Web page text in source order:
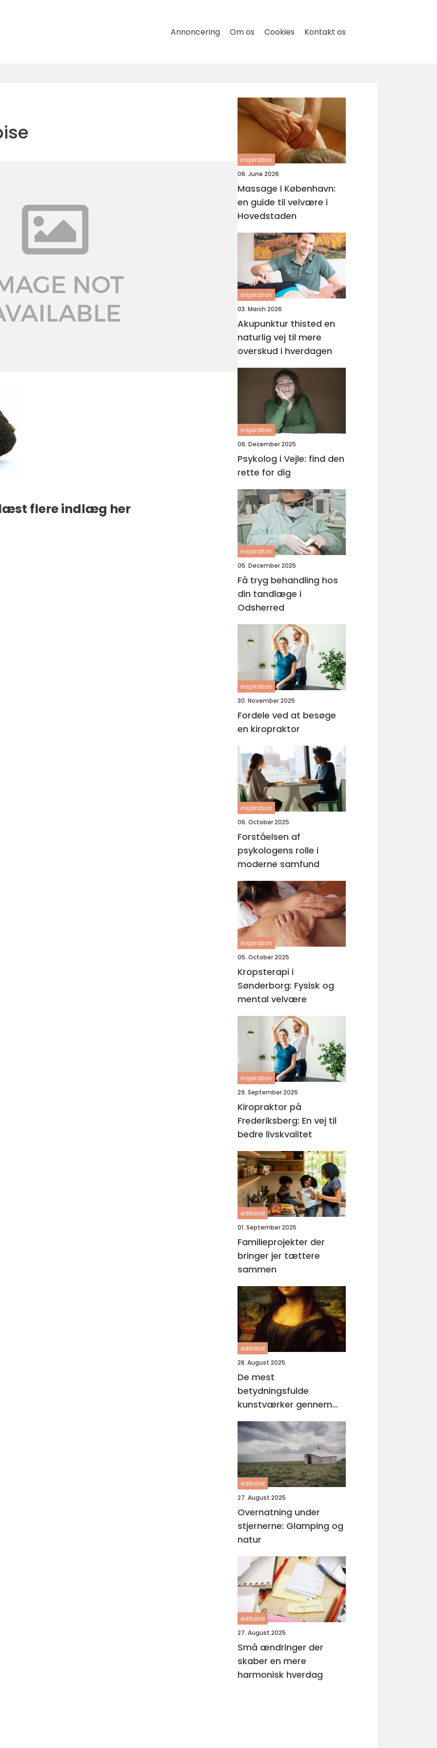
Annoncering Om os Cookies Kontakt os
flere indlæg her
inspiration
06. June 2026
Massage i København:
en guide til velvære i
Hovedstaden
inspiration
03. March 2026
Akupunktur thisted en
naturlig vej til mere
overskud i hverdagen
inspiration
06. December 2025
Psykolog i Vejle: find den
rette for dig
inspiration
05. December 2025
Få tryg behandling hos
din tandlæge i
Odsherred
inspiration
30. November 2025
Fordele ved at besøge
en kiropraktor
inspiration
06. October 2025
Forståelsen af
psykologens rolle i
moderne samfund
inspiration
05. October 2025
Kropsterapi i
Sønderborg: Fysisk og
mental velvære
inspiration
29. September 2025
Kiropraktor på
Frederiksberg: En vej til
bedre livskvalitet
editorial
01. September 2025
Familieprojekter der
bringer jer tættere
sammen
editorial
28. August 2025
De mest
betydningsfulde
kunstværker gennem
tiderne
editorial
27. August 2025
Overnatning under
stjernerne: Glamping og
natur
editorial
27. August 2025
Små ændringer der
skaber en mere
harmonisk hverdag